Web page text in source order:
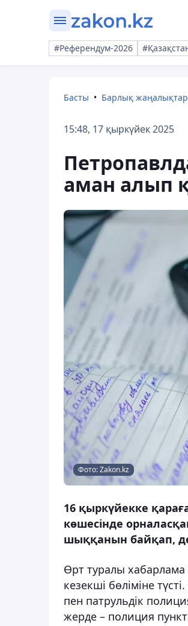
#Референдум-2026
Басты Барлық жаңалықтар
15:48, 17 қыркүйек 2025
аман алып
Фото: Zakon.kz
16 қыркүйекке
көшесінде
шыққанын байқап,
Өрт туралы хабарлама
кезекші бөліміне
пен патрульдік
жерде – полиция